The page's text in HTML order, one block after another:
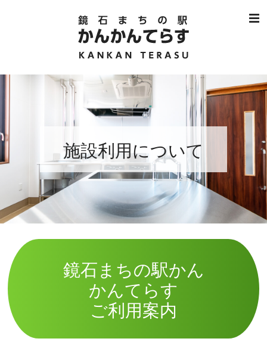
鏡石まちの駅 かん
施設利用について
鏡石まちの駅かん
かんてらす
ご利用案内